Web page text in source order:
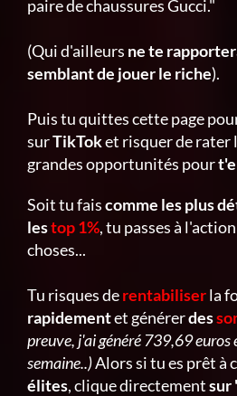
paire de chaussures Gucci."
(Qui d'ailleurs ne te
semblant de jouer le riche).
Puis tu quittes cette page
surTikToket risquer de rater
grandes opportunités pour
Soit tu faiscomme les plus
lestop 1%, tu passes à
choses...
Tu risques derentabiliserla
rapidementet générerdes
preuve, j'ai généré 739,69 euros
semaine..)Alors si tu es prêt à
élites, clique directementsur